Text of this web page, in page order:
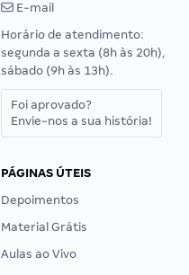
E-mail
Horário de atendimento:
segunda a sexta (8h às 20h),
sábado (9h às 13h).
Foi aprovado?
Envie-nos a sua história!
PÁGINAS ÚTEIS
Depoimentos
Material Grátis
Aulas ao Vivo